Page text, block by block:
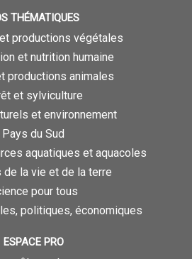
THÉMATIQUES
productions végétales
et nutrition humaine
productions animales
et sylviculture
et environnement
Pays du Sud
aquatiques et aquacoles
de la vie et de la terre
pour tous
politiques, économiques
ESPACE PRO